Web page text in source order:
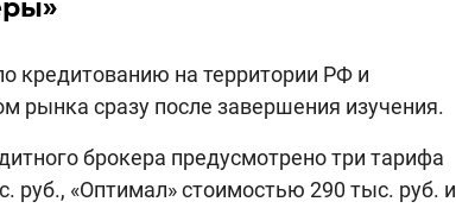
кредитованию на территории РФ и
рынка сразу после завершения изучения.
брокера предусмотрено три тарифа
руб., «Оптимал» стоимостью 290 тыс. руб. и